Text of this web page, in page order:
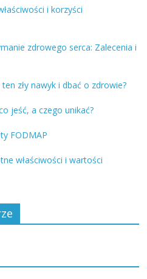
i korzyści
zdrowego serca: Zalecenia i
zły nawyk i dbać o zdrowie?
jeść, a czego unikać?
FODMAP
właściwości i wartości